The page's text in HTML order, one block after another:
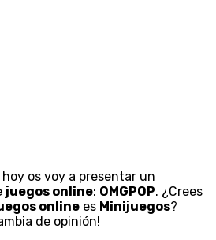
os voy a presentar un
juegos online: OMGPOP. ¿Crees
online es Minijuegos?
de opinión!